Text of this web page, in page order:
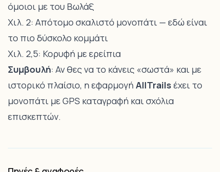
όμοιοι με του Βωλάξ
Χιλ. 2: Απότομο σκαλιστό μονοπάτι — εδώ είναι
το πιο δύσκολο κομμάτι
Χιλ. 2,5: Κορυφή με ερείπια
Συμβουλή: Αν θες να το κάνεις «σωστά» και με
ιστορικό πλαίσιο, η εφαρμογή AllTrails έχει το
μονοπάτι με GPS καταγραφή και σχόλια
επισκεπτών.